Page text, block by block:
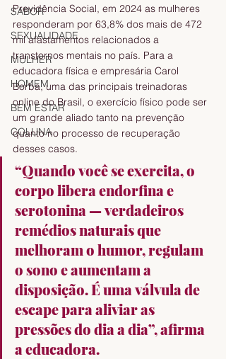
SABOR
SEXUALIDADE
MULHER
HOMEM
BEM ESTAR
COLUNA
Previdência Social, em 2024 as mulheres
responderam por 63,8% dos mais de 472
mil afastamentos relacionados a
transtornos mentais no país. Para a
educadora física e empresária Carol
Borba, uma das principais treinadoras
online do Brasil, o exercício físico pode ser
um grande aliado tanto na prevenção
quanto no processo de recuperação
desses casos.
“Quando você se exercita, o
corpo libera endorfina e
serotonina — verdadeiros
remédios naturais que
melhoram o humor, regulam
o sono e aumentam a
disposição. É uma válvula de
escape para aliviar as
pressões do dia a dia”, afirma
a educadora.